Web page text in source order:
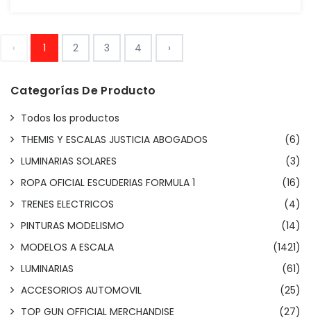
‹ 1 2 3 4 ›
Categorías De Producto
Todos los productos
THEMIS Y ESCALAS JUSTICIA ABOGADOS
(6)
LUMINARIAS SOLARES
(3)
ROPA OFICIAL ESCUDERIAS FORMULA 1
(16)
TRENES ELECTRICOS
(4)
PINTURAS MODELISMO
(14)
MODELOS A ESCALA
(1421)
LUMINARIAS
(61)
ACCESORIOS AUTOMOVIL
(25)
TOP GUN OFFICIAL MERCHANDISE
(27)